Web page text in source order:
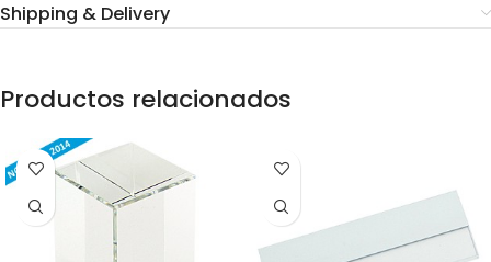
Shipping & Delivery
Productos relacionados